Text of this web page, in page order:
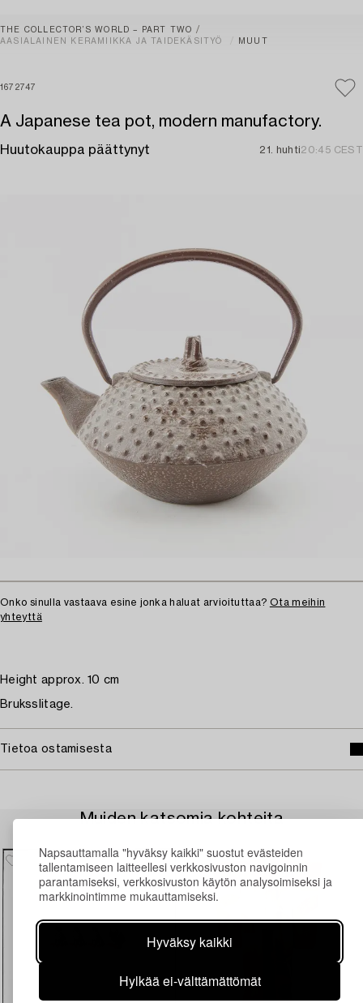
Napsauttamalla "hyväksy kaikki" suostut evästeiden
tallentamiseen laitteellesi verkkosivuston navigoinnin
parantamiseksi, verkkosivuston käytön analysoimiseksi ja
markkinointimme mukauttamiseksi.
Hyväksy kaikki
Hylkää ei-välttämättömät
THE COLLECTOR’S WORLD – PART TWO
AASIALAINEN KERAMIIKKA JA TAIDEKÄSITYÖ
MUUT
1672747
A Japanese tea pot, modern manufactory.
Huutokauppa päättynyt 21. huhti20:45 CEST
Onko sinulla vastaava esine jonka haluat arvioituttaa? Ota meihin
yhteyttä
Height approx. 10 cm
Bruksslitage.
Tietoa ostamisesta
Muiden katsomia kohteita